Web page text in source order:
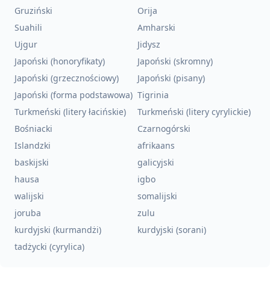
Gruziński
Orija
Suahili
Amharski
Ujgur
Jidysz
Japoński (honoryfikaty)
Japoński (skromny)
Japoński (grzecznościowy)
Japoński (pisany)
Japoński (forma podstawowa) Tigrinia
Turkmeński (litery łacińskie)
Turkmeński (litery cyrylickie)
Bośniacki
Czarnogórski
Islandzki
afrikaans
baskijski
galicyjski
hausa
igbo
walijski
somalijski
joruba
zulu
kurdyjski (kurmandżi)
kurdyjski (sorani)
tadżycki (cyrylica)